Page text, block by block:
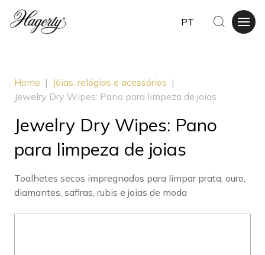
PT
Home | Jóias, relógios e acessórios |
Jewelry Dry Wipes: Pano para limpeza de joias
Jewelry Dry Wipes: Pano
para limpeza de joias
Toalhetes secos impregnados para limpar prata, ouro,
diamantes, safiras, rubis e joias de moda